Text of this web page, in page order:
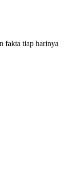
fakta tiap harinya